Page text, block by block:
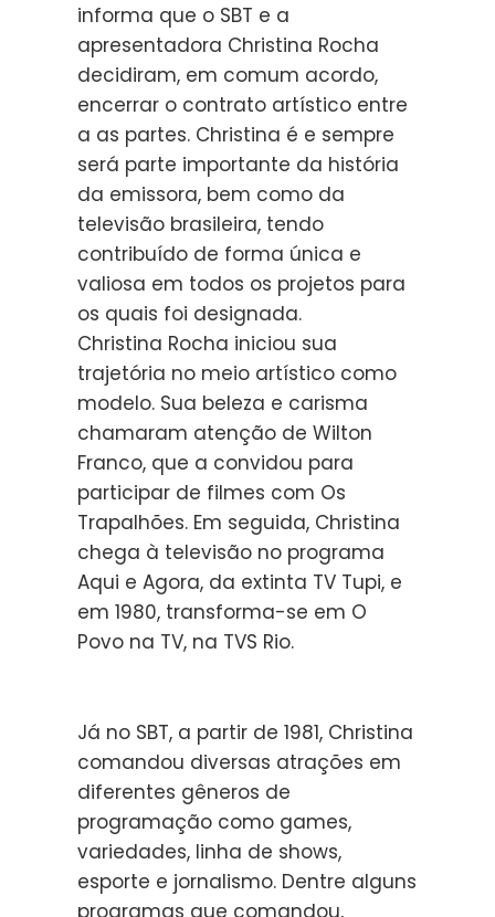
informa que o SBT e a
apresentadora Christina Rocha
decidiram, em comum acordo,
encerrar o contrato artístico entre
a as partes. Christina é e sempre
será parte importante da história
da emissora, bem como da
televisão brasileira, tendo
contribuído de forma única e
valiosa em todos os projetos para
os quais foi designada.
Christina Rocha iniciou sua
trajetória no meio artístico como
modelo. Sua beleza e carisma
chamaram atenção de Wilton
Franco, que a convidou para
participar de filmes com Os
Trapalhões. Em seguida, Christina
chega à televisão no programa
Aqui e Agora, da extinta TV Tupi, e
em 1980, transforma-se em O
Povo na TV, na TVS Rio.
Já no SBT, a partir de 1981, Christina
comandou diversas atrações em
diferentes gêneros de
programação como games,
variedades, linha de shows,
esporte e jornalismo. Dentre alguns
programas que comandou,